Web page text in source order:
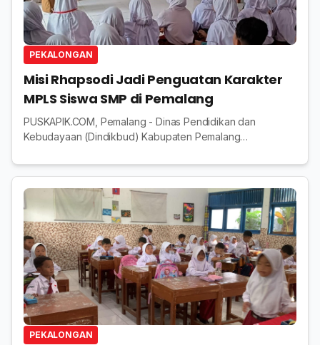
PEKALONGAN
Misi Rhapsodi Jadi Penguatan Karakter
MPLS Siswa SMP di Pemalang
PUSKAPIK.COM, Pemalang - Dinas Pendidikan dan
Kebudayaan (Dindikbud) Kabupaten Pemalang
Pengenalan Lingkungan Satuan Pendidikan (MPLS) bagi
PEKALONGAN